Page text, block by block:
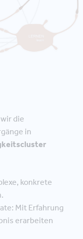
die
in
konkrete
Mit Erfahrung
erarbeiten